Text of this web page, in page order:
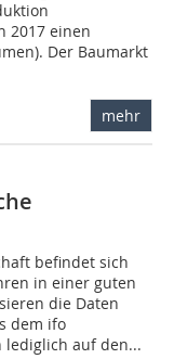
2017 einen
Der Baumarkt
mehr
befindet sich
in einer guten
die Daten
dem ifo
lediglich auf den...